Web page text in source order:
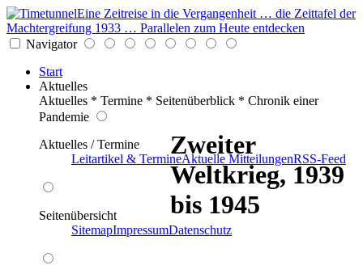
Eine Zeitreise in die Vergangenheit … die Zeittafel der
Machtergreifung 1933 … Parallelen zum Heute entdecken
Navigator
Start
Aktuelles
Aktuelles * Termine * Seitenüberblick * Chronik einer
Pandemie
Aktuelles / Termine
Leitartikel & TermineAktuelle MitteilungenRSS-Feed
Seitenübersicht
SitemapImpressumDatenschutz
Zweiter
Weltkrieg, 1939
bis 1945